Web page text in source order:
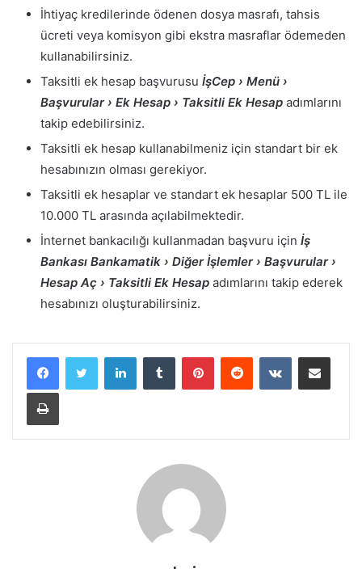
İhtiyaç kredilerinde ödenen dosya masrafı, tahsis
ücreti veya komisyon gibi ekstra masraflar ödemeden
kullanabilirsiniz.
Taksitli ek hesap başvurusu İşCep › Menü ›
Başvurular › Ek Hesap › Taksitli Ek Hesap adımlarını
takip edebilirsiniz.
Taksitli ek hesap kullanabilmeniz için standart bir ek
hesabınızın olması gerekiyor.
Taksitli ek hesaplar ve standart ek hesaplar 500 TL ile
10.000 TL arasında açılabilmektedir.
İnternet bankacılığı kullanmadan başvuru için İş
Bankası Bankamatik › Diğer İşlemler › Başvurular ›
Hesap Aç › Taksitli Ek Hesap adımlarını takip ederek
hesabınızı oluşturabilirsiniz.
LinkedInTumblr PinterestReddit VKontakteE-Posta ile paylaş
Yazdır